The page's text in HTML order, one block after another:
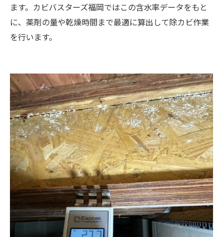
ます。カビバスターズ福岡ではこの含水率データをもと
に、薬剤の量や乾燥時間まで最適に算出して除カビ作業
を行います。